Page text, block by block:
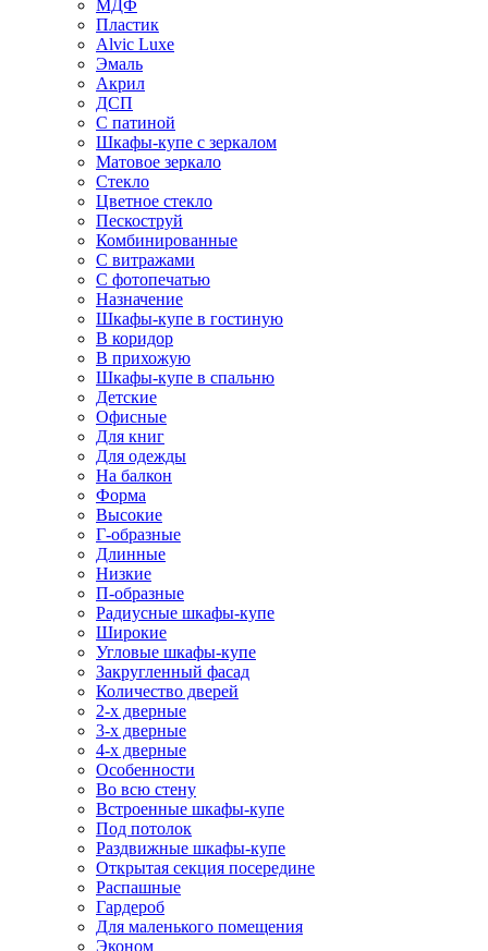
МДФ
Пластик
Alvic Luxe
Эмаль
Акрил
ДСП
С патиной
Шкафы-купе с зеркалом
Матовое зеркало
Стекло
Цветное стекло
Пескоструй
Комбинированные
С витражами
С фотопечатью
Назначение
Шкафы-купе в гостиную
В коридор
В прихожую
Шкафы-купе в спальню
Детские
Офисные
Для книг
Для одежды
На балкон
Форма
Высокие
Г-образные
Длинные
Низкие
П-образные
Радиусные шкафы-купе
Широкие
Угловые шкафы-купе
Закругленный фасад
Количество дверей
2-х дверные
3-х дверные
4-х дверные
Особенности
Во всю стену
Встроенные шкафы-купе
Под потолок
Раздвижные шкафы-купе
Открытая секция посередине
Распашные
Гардероб
Для маленького помещения
Эконом